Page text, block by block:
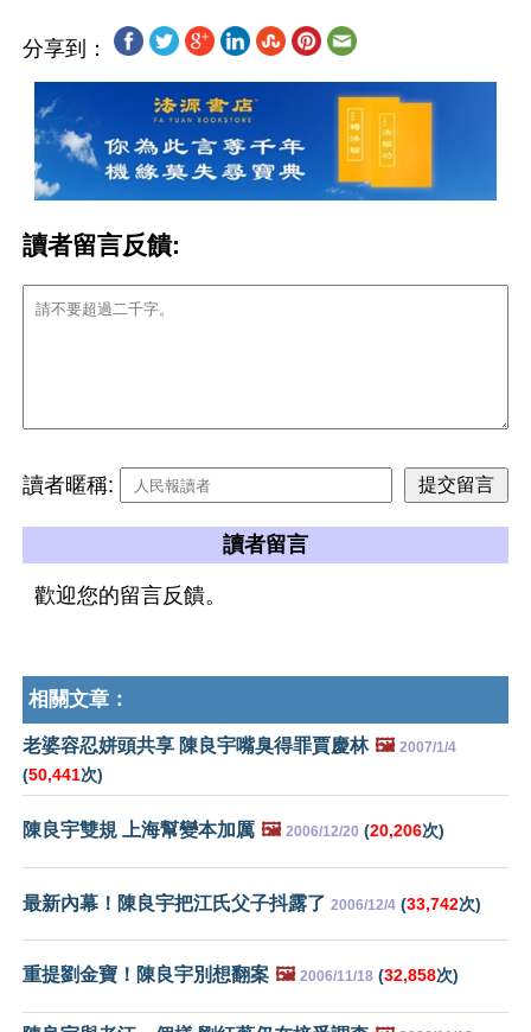
分享到：
讀者留言反饋:
讀者暱稱:
讀者留言
歡迎您的留言反饋。
相關文章：
老婆容忍姘頭共享 陳良宇嘴臭得罪賈慶林 🖼️ 2007/1/4
(50,441次)
陳良宇雙規 上海幫變本加厲 🖼️ 2006/12/20 (20,206次)
最新內幕！陳良宇把江氏父子抖露了 2006/12/4 (33,742次)
重提劉金寶！陳良宇別想翻案 🖼️ 2006/11/18 (32,858次)